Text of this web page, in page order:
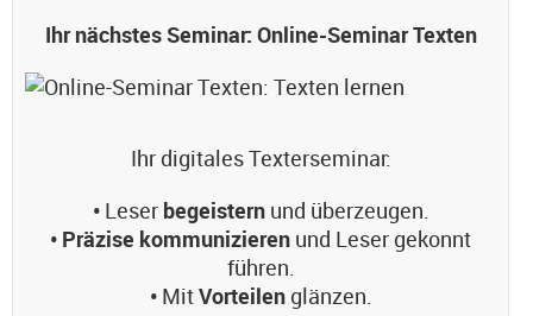
Ihr nächstes Seminar: Online-Seminar Texten
Ihr digitales Texterseminar:
• Leser begeistern und überzeugen.
• Präzise kommunizieren und Leser gekonnt
führen.
• MitVorteilen glänzen.